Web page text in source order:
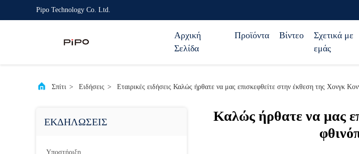
Pipo Technology Co. Ltd.
Αρχική
Σελίδα
Προϊόντα Βίντεο
Σχετικά με
εμάς
Σπίτι > Ειδήσεις > Εταιρικές ειδήσεις Καλώς ήρθατε να μας επισκεφθείτε στην έκθεση της Χονγκ
ΕΚΔΗΛΏΣΕΙΣ
Υποστήριξη
Καλώς ήρθατε να μας